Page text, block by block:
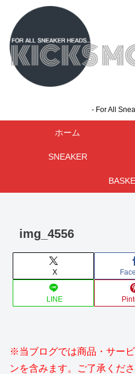
- For All
ホーム
SNEAKER
img_4556
X
LINE
※当ブログでは商品・サー
ンを含みます。ご了承くださ